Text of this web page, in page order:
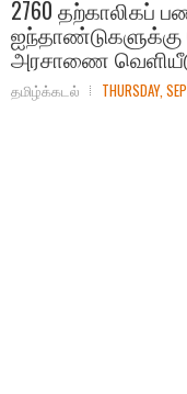
2760 தற்காலிகப்
ஐந்தாண்டுகளுக்கு
அரசாணை
தமிழ்க்கடல் THURSDAY,